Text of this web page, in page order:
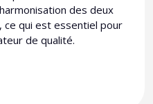
des deux
qui est essentiel pour
de qualité.